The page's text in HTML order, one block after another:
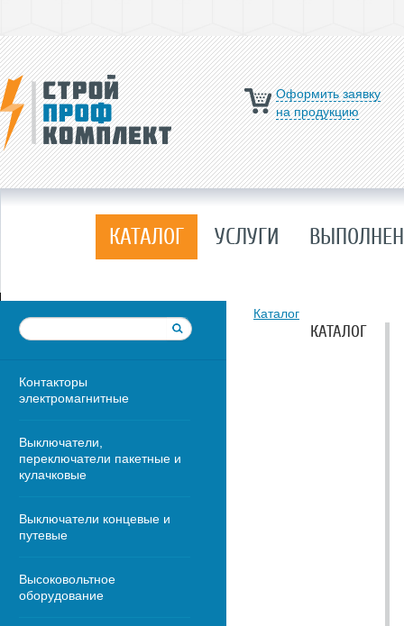
Оформить заявку
на продукцию
КАТАЛОГ УСЛУГИ
Контакторы
электромагнитные
Выключатели,
переключатели пакетные и
кулачковые
Выключатели концевые и
путевые
Высоковольтное
оборудование
Каталог
КАТАЛОГ